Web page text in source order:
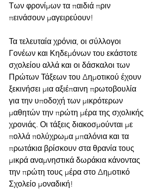
Των φρονίμων τα παιδιά πριν
πεινάσουν μαγειρεύουν!
Τα τελευταία χρόνια, οι σύλλογοι
Γονέων και Κηδεμόνων του εκάστοτε
σχολείου αλλά και οι δάσκαλοι των
Πρώτων Τάξεων του Δημοτικού έχουν
ξεκινήσει μια αξιέπαινη πρωτοβουλία
για την υποδοχή των μικρότερων
μαθητών την πρώτη μέρα της σχολικής
χρονιάς. Οι τάξεις διακοσμούνται με
πολλά πολύχρωμα μπαλόνια και τα
πρωτάκια βρίσκουν στα θρανία τους
μικρά αναμνηστικά δωράκια κάνοντας
την πρώτη τους μέρα στο Δημοτικό
Σχολείο μοναδική!